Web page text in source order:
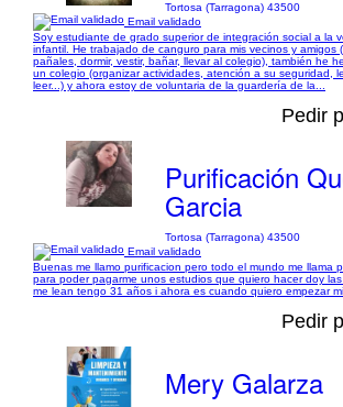
Tortosa (Tarragona) 43500
Email validado
Soy estudiante de grado superior de integración social a la
infantil. He trabajado de canguro para mis vecinos y amigos
pañales, dormir, vestir, bañar, llevar al colegio), también he
un colegio (organizar actividades, atención a su seguridad,
leer...) y ahora estoy de voluntaria de la guardería de la...
Pedir
Purificación
Garcia
Tortosa (Tarragona) 43500
Email validado
Buenas me llamo purificacion pero todo el mundo me llama
para poder pagarme unos estudios que quiero hacer doy
me lean tengo 31 años i ahora es cuando quiero empezar
Pedir
Mery Galarza